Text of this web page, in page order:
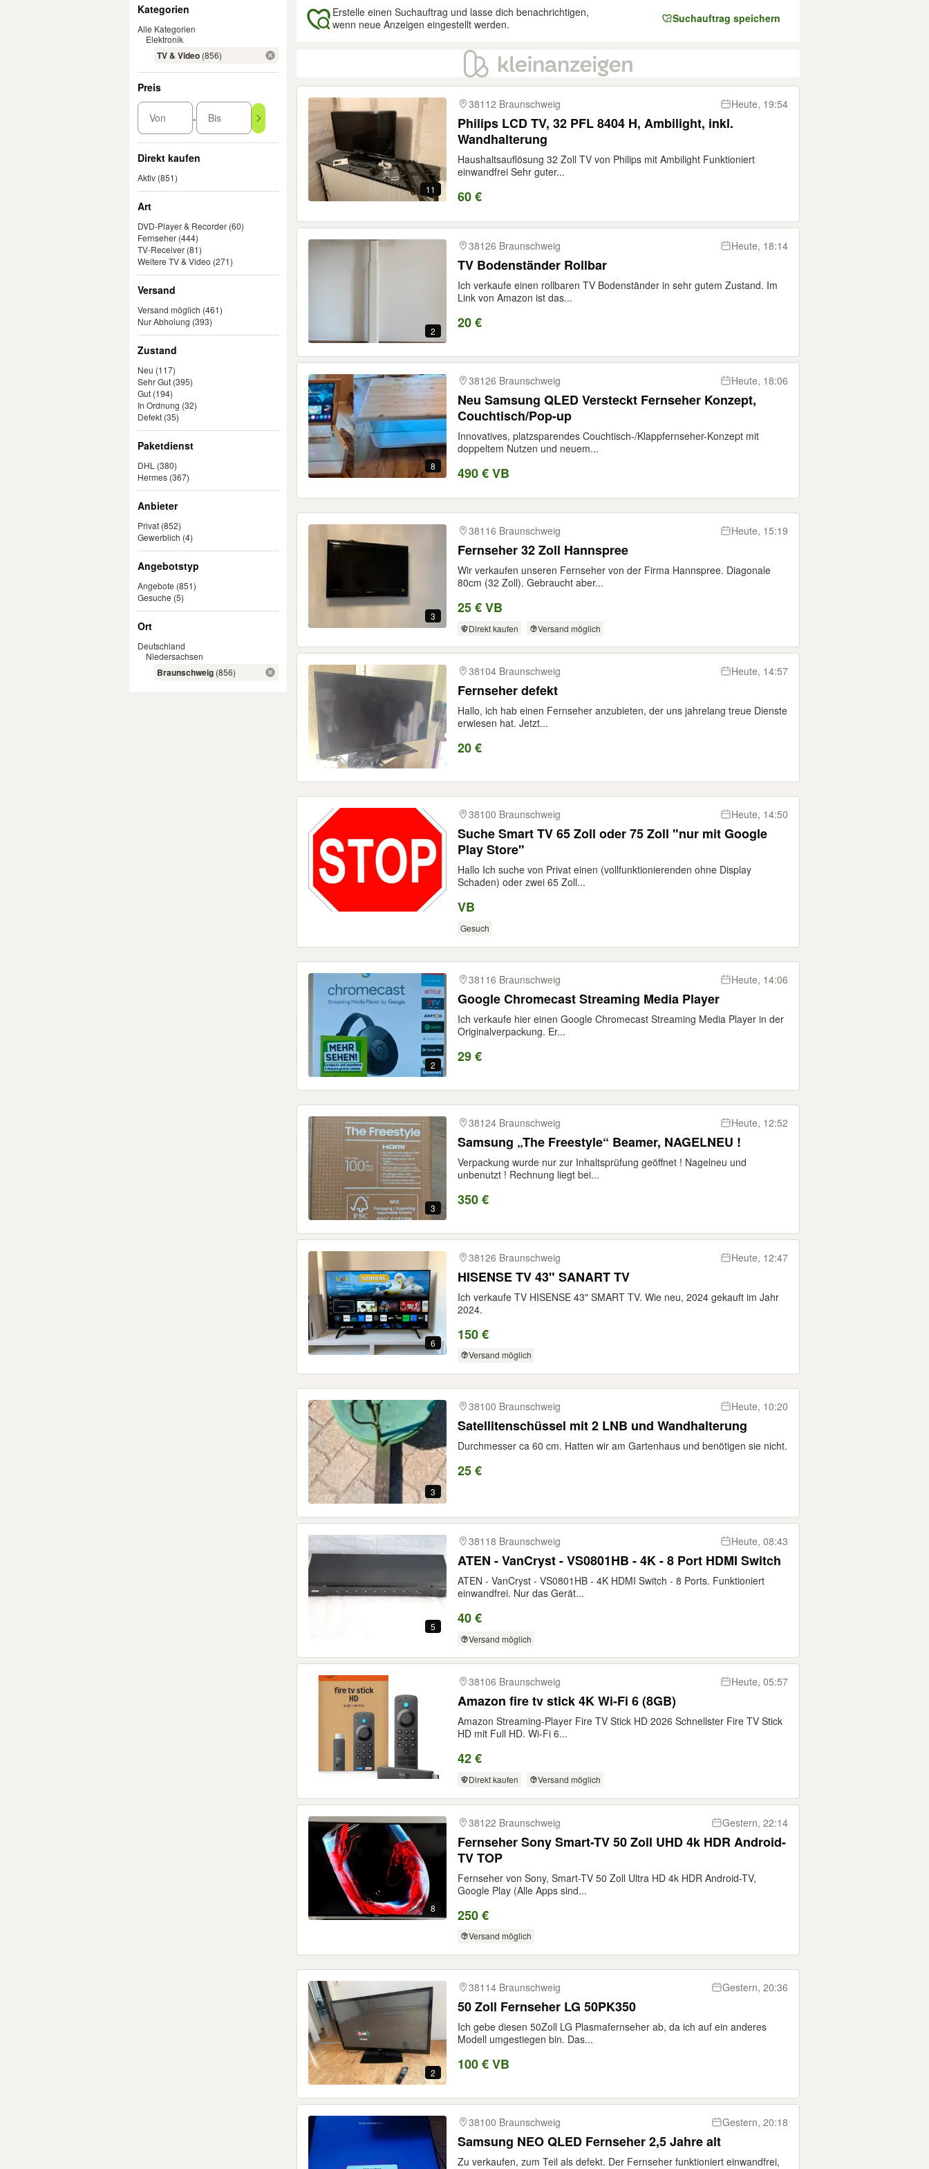
Kategorien
Alle Kategorien
Elektronik
TV & Video (856)
Preis
Von - Bis
Direkt kaufen
Aktiv (851)
Art
DVD-Player & Recorder (60)
Fernseher (444)
TV-Receiver (81)
Weitere TV & Video (271)
Versand
Versand möglich (461)
Nur Abholung (393)
Zustand
Neu (117)
Sehr Gut (395)
Gut (194)
In Ordnung (32)
Defekt (35)
Paketdienst
DHL (380)
Hermes (367)
Anbieter
Privat (852)
Gewerblich (4)
Angebotstyp
Angebote (851)
Gesuche (5)
Ort
Deutschland
Niedersachsen
Braunschweig (856)
Erstelle einen Suchauftrag und lasse dich benachrichtigen,
wenn neue Anzeigen eingestellt werden.
Suchauftrag speichern
Ergebnisse
11
38112 Braunschweig Heute, 19:54
Philips LCD TV, 32 PFL 8404 H, Ambilight, inkl.
Wandhalterung
Haushaltsauflösung 32 Zoll TV von Philips mit Ambilight Funktioniert
einwandfrei Sehr guter...
60 €
2
38126 Braunschweig Heute, 18:14
TV Bodenständer Rollbar
Ich verkaufe einen rollbaren TV Bodenständer in sehr gutem Zustand. Im
Link von Amazon ist das...
20 €
8
38126 Braunschweig Heute, 18:06
Neu Samsung QLED Versteckt Fernseher Konzept,
Couchtisch/Pop-up
Innovatives, platzsparendes Couchtisch-/Klappfernseher-Konzept mit
doppeltem Nutzen und neuem...
490 € VB
3
38116 Braunschweig Heute, 15:19
Fernseher 32 Zoll Hannspree
Wir verkaufen unseren Fernseher von der Firma Hannspree. Diagonale
80cm (32 Zoll). Gebraucht aber...
25 € VB
Direkt kaufen Versand möglich
38104 Braunschweig Heute, 14:57
Fernseher defekt
Hallo, ich hab einen Fernseher anzubieten, der uns jahrelang treue Dienste
erwiesen hat. Jetzt...
20 €
38100 Braunschweig Heute, 14:50
Suche Smart TV 65 Zoll oder 75 Zoll "nur mit Google
Play Store"
Hallo Ich suche von Privat einen (vollfunktionierenden ohne Display
Schaden) oder zwei 65 Zoll...
VB
Gesuch
2
38116 Braunschweig Heute, 14:06
Google Chromecast Streaming Media Player
Ich verkaufe hier einen Google Chromecast Streaming Media Player in der
Originalverpackung. Er...
29 €
3
38124 Braunschweig Heute, 12:52
Samsung „The Freestyle“ Beamer, NAGELNEU !
Verpackung wurde nur zur Inhaltsprüfung geöffnet ! Nagelneu und
unbenutzt ! Rechnung liegt bei...
350 €
6
38126 Braunschweig Heute, 12:47
HISENSE TV 43" SANART TV
Ich verkaufe TV HISENSE 43" SMART TV. Wie neu, 2024 gekauft im Jahr
2024.
150 €
Versand möglich
3
38100 Braunschweig Heute, 10:20
Satellitenschüssel mit 2 LNB und Wandhalterung
Durchmesser ca 60 cm. Hatten wir am Gartenhaus und benötigen sie nicht.
25 €
5
38118 Braunschweig Heute, 08:43
ATEN - VanCryst - VS0801HB - 4K - 8 Port HDMI Switch
ATEN - VanCryst - VS0801HB - 4K HDMI Switch - 8 Ports. Funktioniert
einwandfrei. Nur das Gerät...
40 €
Versand möglich
38106 Braunschweig Heute, 05:57
Amazon fire tv stick 4K Wi-Fi 6 (8GB)
Amazon Streaming-Player Fire TV Stick HD 2026 Schnellster Fire TV Stick
HD mit Full HD. Wi-Fi 6...
42 €
Direkt kaufen Versand möglich
8
38122 Braunschweig Gestern, 22:14
Fernseher Sony Smart-TV 50 Zoll UHD 4k HDR Android-
TV TOP
Fernseher von Sony, Smart-TV 50 Zoll Ultra HD 4k HDR Android-TV,
Google Play (Alle Apps sind...
250 €
Versand möglich
2
38114 Braunschweig Gestern, 20:36
50 Zoll Fernseher LG 50PK350
Ich gebe diesen 50Zoll LG Plasmafernseher ab, da ich auf ein anderes
Modell umgestiegen bin. Das...
100 € VB
38100 Braunschweig Gestern, 20:18
Samsung NEO QLED Fernseher 2,5 Jahre alt
Zu verkaufen, zum Teil als defekt. Der Fernseher funktioniert einwandfrei,